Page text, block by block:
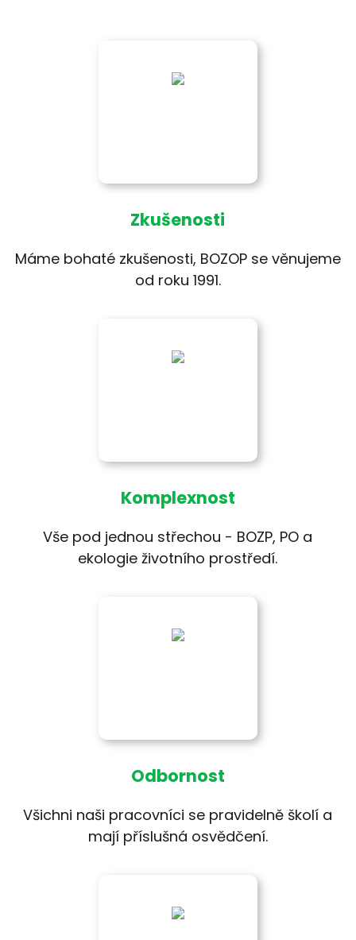
Zkušenosti
Máme bohaté zkušenosti, BOZOP se věnujeme
od roku 1991.
Komplexnost
Vše pod jednou střechou - BOZP, PO a
ekologie životního prostředí.
Odbornost
Všichni naši pracovníci se pravidelně školí a
mají příslušná osvědčení.